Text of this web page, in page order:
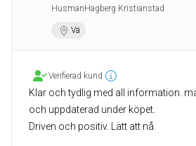
HusmanHagberg Kristianstad
Vä
Verifierad kund
Klar och tydlig med all information.
och uppdaterad under köpet.
Driven och positiv. Lätt att nå.